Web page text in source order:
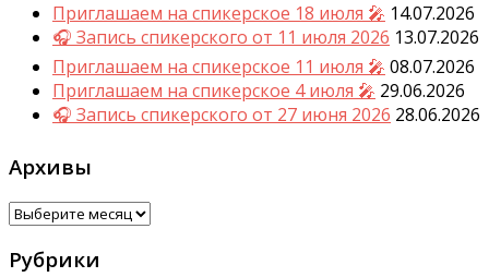
Приглашаем на спикерское 18 июля 🎤 14.07.2026
🎧 Запись спикерского от 11 июля 2026 13.07.2026
Приглашаем на спикерское 11 июля 🎤 08.07.2026
Приглашаем на спикерское 4 июля 🎤 29.06.2026
🎧 Запись спикерского от 27 июня 2026 28.06.2026
Архивы
Архивы
Рубрики